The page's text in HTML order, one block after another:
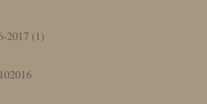
2017 (1)